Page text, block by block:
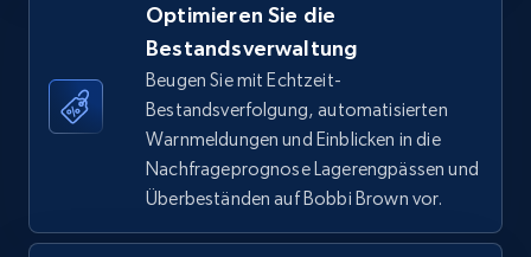
667+ Jetzt anfangen
TikTok Shop - discover records by shop url
URL, Title, Available, Description, Currency, Initial
price, Final price, Discount percent, and more.
Optimieren Sie die
Bestandsverwaltung
Beugen Sie mit Echtzeit-
Bestandsverfolgung, automatisierten
Warnmeldungen und Einblicken in die
Nachfrageprognose Lagerengpässen und
Überbeständen auf Bobbi Brown vor.